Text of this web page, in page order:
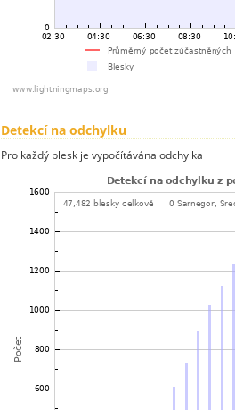
Detekcí na odchylku
Pro každý blesk je vypočítávána odchylka